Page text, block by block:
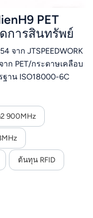
PET
การสินทรัพย์
จาก JTSPEEDWORK
ก PET/กระดาษเคลือบ
าน ISO18000-6C
บิต และหน่วยความ
ครั้ง และเก็บ
หมาะสำหรับการ
ะสัมภาระในสนามบิน
900MHz
ต้นทุน RFID